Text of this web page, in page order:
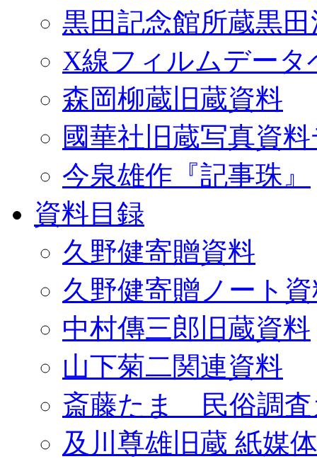
黒田記念館所蔵黒
X線フィルムデータ
森岡柳蔵旧蔵資料
國華社旧蔵写真資
今泉雄作『記事珠』
資料目録
久野健寄贈資料
久野健寄贈ノート
中村傳三郎旧蔵資料
山下菊二関連資料
斎藤たま 民俗調査
及川尊雄旧蔵 紙媒